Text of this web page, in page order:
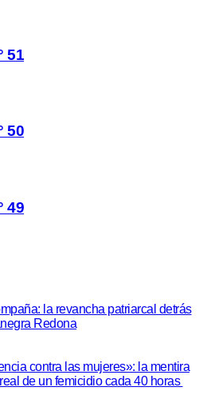
51
50
49
la revancha patriarcal detrás
Redona
contra las mujeres»: la mentira
de un femicidio cada 40 horas